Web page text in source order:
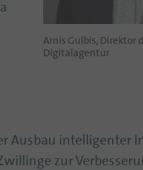
Arnis Gulbis, Direktor
Digitalagentur
Ausbau intelligenter
zur